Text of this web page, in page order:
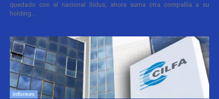
quedado con el nacional Sidus, ahora suma otra compañía a su
holding....
Informes